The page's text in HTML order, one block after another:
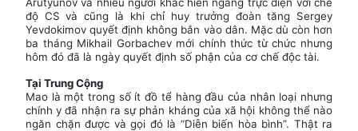
độ CS và cũng là khi chỉ huy trưởng đoàn tăng Sergey
Yevdokimov quyết định không bắn vào dân. Mặc dù còn hơn
ba tháng Mikhail Gorbachev mới chính thức từ chức nhưng
hôm đó đã là ngày quyết định số phận của cơ chế độc tài.
Tại Trung Cộng
Mao là một trong số ít đồ tể hàng đầu của nhân loại nhưng
chính y đã nhận ra sự phản kháng của xã hội không thể nào
ngăn chặn được và gọi đó là “Diễn biến hòa bình”. Thật ra